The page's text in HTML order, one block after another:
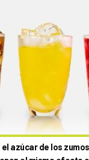
azúcar de los